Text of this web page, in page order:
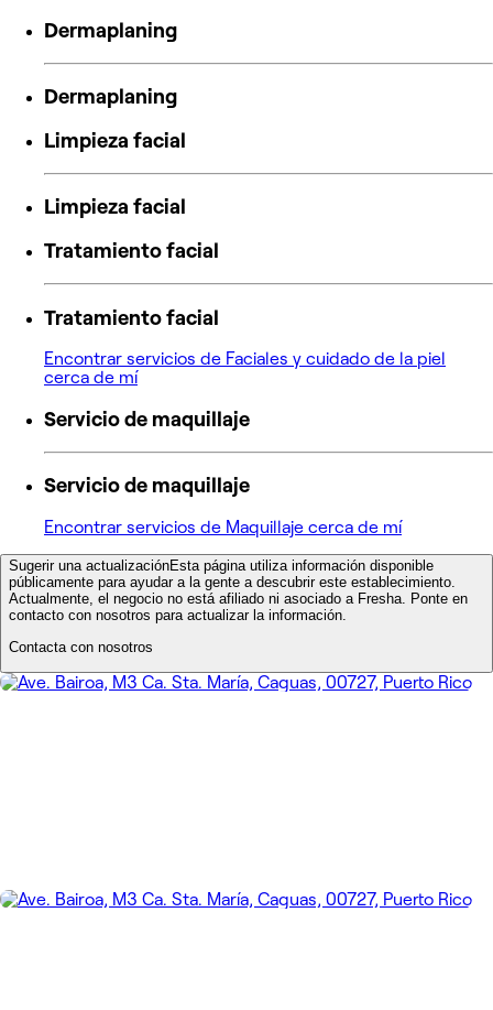
Dermaplaning
Dermaplaning
Limpieza facial
Limpieza facial
Tratamiento facial
Tratamiento facial
Encontrar servicios de Faciales y cuidado de la piel
cerca de mí
Servicio de maquillaje
Servicio de maquillaje
Encontrar servicios de Maquillaje cerca de mí
Sugerir una actualizaciónEsta página utiliza información disponible
públicamente para ayudar a la gente a descubrir este establecimiento.
Actualmente, el negocio no está afiliado ni asociado a Fresha. Ponte en
contacto con nosotros para actualizar la información.
Contacta con nosotros